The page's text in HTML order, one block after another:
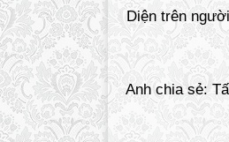
Diện trên
Anh chia sẻ: